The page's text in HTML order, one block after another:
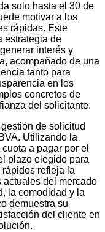
solo hasta el 30 de
motivar a los
rápidas. Este
estrategia de
interés y
acompañado de una
tanto para
en los
concretos de
del solicitante.
de solicitud
Utilizando la
a pagar por el
plazo elegido para
refleja la
actuales del mercado
la comodidad y la
demuestra su
del cliente en